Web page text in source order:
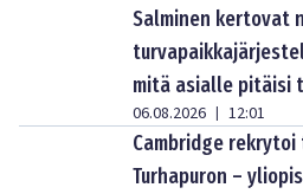
Salminen kertovat
mitä asialle pitäisi
06.08.2026 | 12:01
Cambridge
Turhapuron –